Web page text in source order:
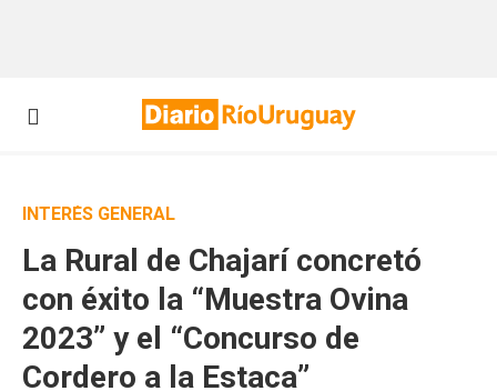
INTERÉS GENERAL
La Rural de Chajarí concretó
con éxito la “Muestra Ovina
2023” y el “Concurso de
Cordero a la Estaca”